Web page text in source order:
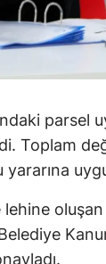
Osmaniye
Düzce
parsel
Toplam
yararına